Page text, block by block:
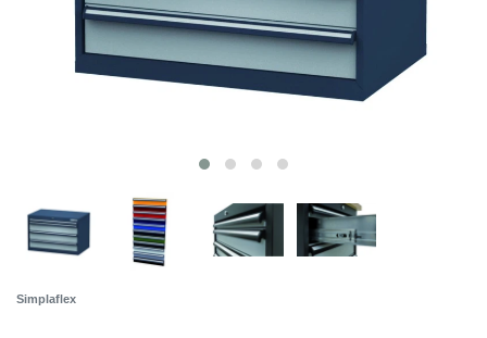
Simplaflex